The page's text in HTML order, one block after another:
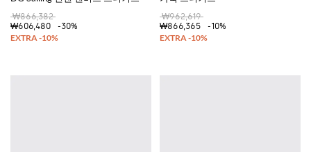
₩866,382
₩606,480
-30%
₩962,619
₩866,365
-10%